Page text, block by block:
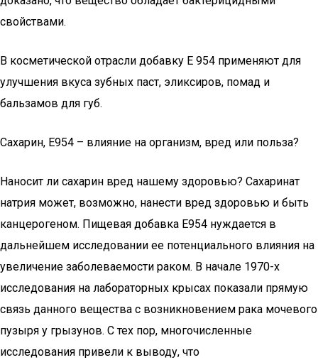
свойствами.
В косметической отрасли добавку E 954 применяют для
улучшения вкуса зубных паст, эликсиров, помад и
бальзамов для губ.
Сахарин, E954 – влияние на организм, вред или польза?
Наносит ли сахарин вред нашему здоровью? Сахаринат
натрия может, возможно, нанести вред здоровью и быть
канцерогеном. Пищевая добавка Е954 нуждается в
дальнейшем исследовании ее потенциального влияния на
увеличение заболеваемости раком. В начале 1970-х
исследования на лабораторных крысах показали прямую
связь данного вещества с возникновением рака мочевого
пузыря у грызунов. С тех пор, многочисленные
исследования привели к выводу, что